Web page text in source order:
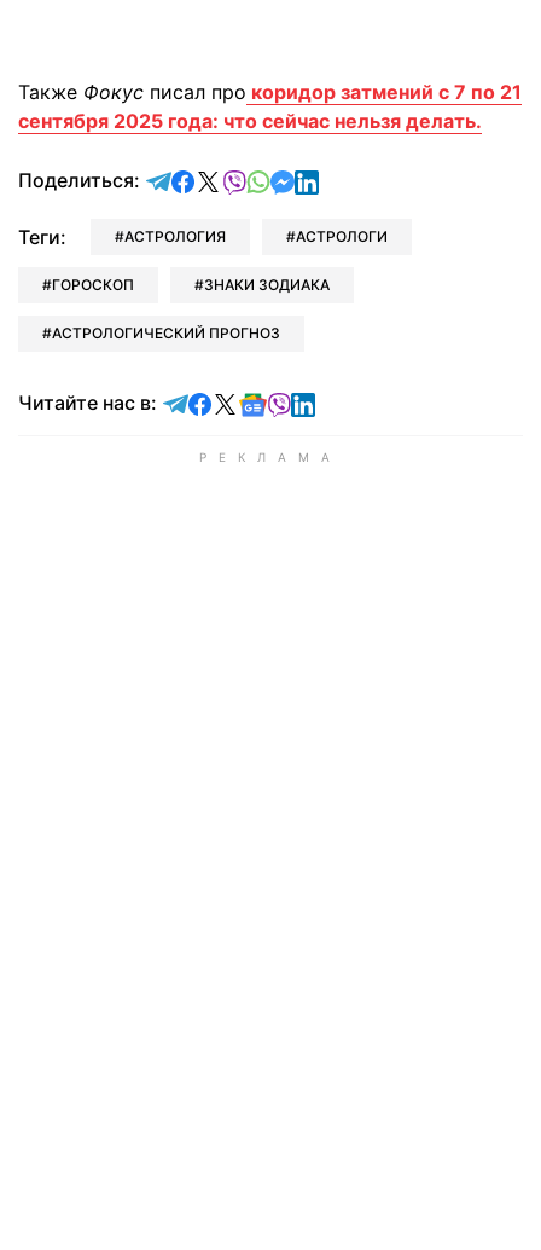
Также Фокус писал про коридор затмений с 7 по 21
сентября 2025 года: что сейчас нельзя делать.
Поделиться: отправить в Telegram
поделиться в Facebook
поделиться в X
отправить в Viber
отправить в Whatsapp
отправить в Messenger
отправить в LinkedIn
Теги: АСТРОЛОГИЯ АСТРОЛОГИ
ГОРОСКОП ЗНАКИ ЗОДИАКА
АСТРОЛОГИЧЕСКИЙ ПРОГНОЗ
Читайте нас в: Читайте в Telegram
Читайте в Facebook
Читайте в X
Читайте в Google news
Читайте в Viber
Читайте в LinkedIn